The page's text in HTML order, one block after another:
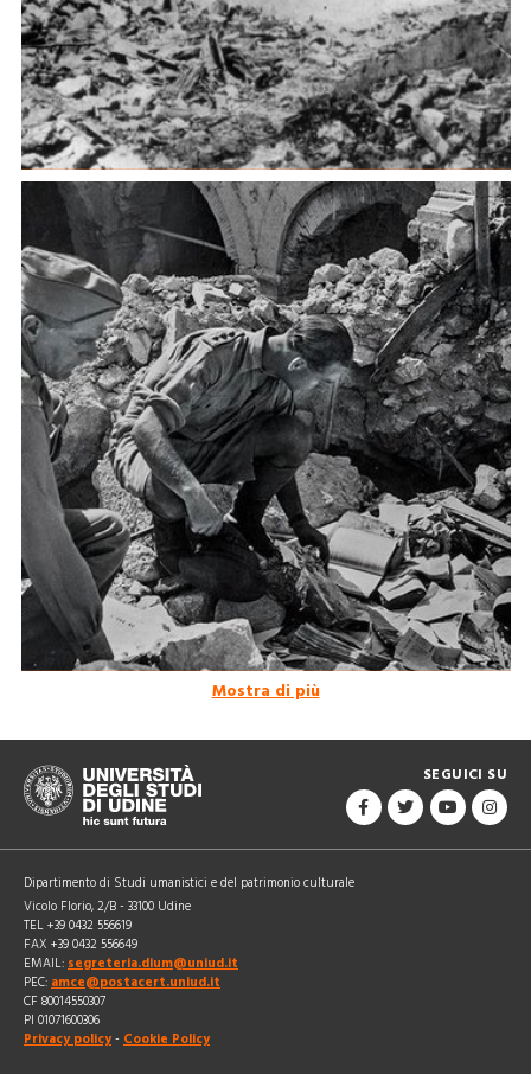
La memoria quotidiana del conflitto mondiale nel
primo dopo guerra italiano (1918–1922)
Monuments Men. L'ideologia alleata tra danni
Mostra di più
SEGUICI SU
Dipartimento di Studi umanistici e del patrimonio culturale
Vicolo Florio, 2/B - 33100 Udine
TEL +39 0432 556619
FAX +39 0432 556649
EMAIL: segreteria.dium@uniud.it
PEC: amce@postacert.uniud.it
CF 80014550307
PI 01071600306
Privacy policy - Cookie Policy